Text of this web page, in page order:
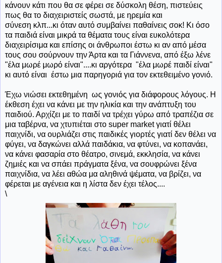
κάνουν κάτι που θα σε φέρει σε δύσκολη θέση, πιστεύεις
πως θα το διαχειριστείς σωστά, με ηρεμία και
σύνεση κλπ...κι όταν αυτό συμβαίνει παθαίνεις σοκ! Κι όσο
τα παιδιά είναι μικρά τα θέματα τους είναι ευκολότερα
διαχειρίσιμα και επίσης οι άνθρωποι έστω κι αν από μέσα
τους σου σούρνουν την Άρτα και τα Γιάννενα, από έξω λένε
"έλα μωρέ μωρό είναι"....κι αργότερα "έλα μωρέ παιδί είναι"
κι αυτό είναι έστω μια παρηγοριά για τον εκτεθειμένο γονιό.
Έχω νιώσει εκτεθημένη ως γονιός για διάφορους λόγους. Η
έκθεση έχει να κάνει με την ηλικία και την ανάπτυξη του
παιδιού. Αρχίζει με το παιδί να τρέχει γύρω από τραπέζια σε
μια ταβέρνα, να χτυπιέται στο super market γιατί θέλει
παιχνίδι, να ουρλιάζει στις παιδικές γιορτές γιατί δεν θέλει να
φύγει, να δαγκώνει αλλά παιδάκια, να φτύνει, να κοπανάει,
να κάνει φασαρία στο θέατρο, σινεμά, εκκλησία, να κάνει
ζημιές και να σπάει πράγματα ξένα, να σουφρώνει ξένα
παιχνίδια, να λέει αθώα μα αληθινά ψέματα, να βρίζει, να
φέρεται με αγένεια και η λίστα δεν έχει τέλος....
\